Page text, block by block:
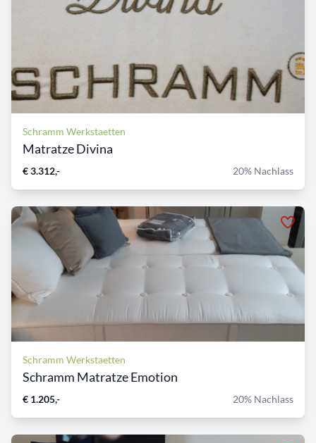
Schramm Werkstaetten
Matratze Divina
€ 3.312,- 20% Nachlass
Schramm Werkstaetten
Schramm Matratze Emotion
€ 1.205,- 20% Nachlass